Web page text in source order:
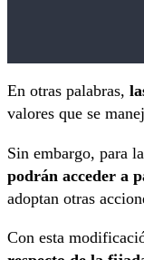
En otras palabras,
valores que se
Sin embargo, para
podrán acceder a
adoptan otras
Con esta